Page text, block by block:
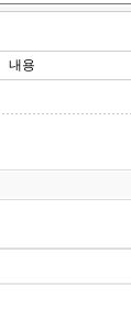
내용